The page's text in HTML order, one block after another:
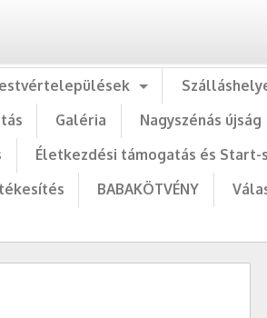
Galéria Nagyszénás újság
Életkezdési támogatás és Start-
BABAKÖTVÉNY